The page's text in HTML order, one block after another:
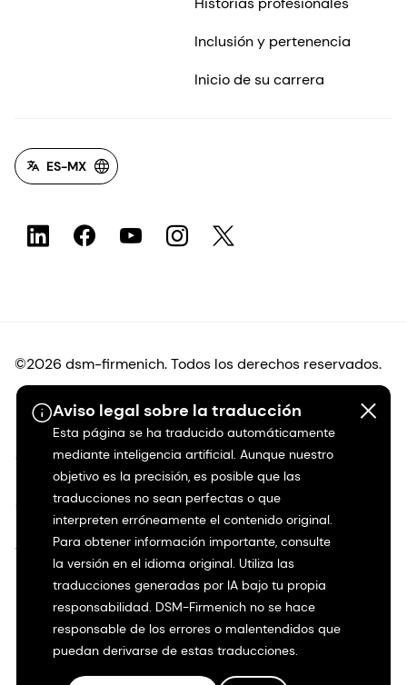
Aviso legal sobre la traducción
Esta página se ha traducido automáticamente
mediante inteligencia artificial. Aunque nuestro
objetivo es la precisión, es posible que las
traducciones no sean perfectas o que
interpreten erróneamente el contenido original.
Para obtener información importante, consulte
la versión en el idioma original. Utiliza las
traducciones generadas por IA bajo tu propia
responsabilidad. DSM-Firmenich no se hace
responsable de los errores o malentendidos que
puedan derivarse de estas traducciones.
Inclusión y pertenencia
Inicio de su carrera
ES-MX
©2026 dsm-firmenich. Todos los derechos reservados.
Protección de datos
Condiciones de uso
Condiciones generales
Transparencia en California
Declaración de accesibilidad
Información jurídica